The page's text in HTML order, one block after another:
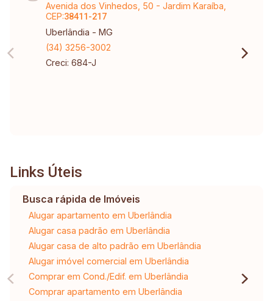
Avenida dos Vinhedos, 50 - Jardim Karaíba,
CEP:38411-217
Uberlândia - MG
(34) 3256-3002
Creci: 684-J
Links Úteis
Busca rápida de Imóveis
Alugar apartamento em Uberlândia
Alugar casa padrão em Uberlândia
Alugar casa de alto padrão em Uberlândia
Alugar imóvel comercial em Uberlândia
Comprar em Cond./Edif. em Uberlândia
Comprar apartamento em Uberlândia